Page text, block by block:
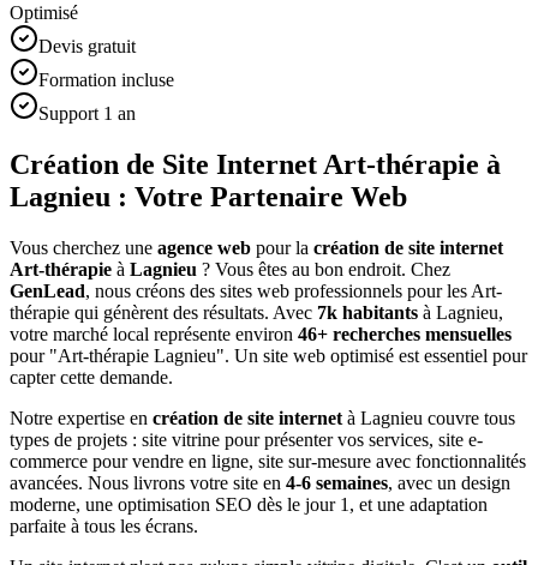
Optimisé
Devis gratuit
Formation incluse
Support 1 an
Création de Site Internet Art-thérapie à
Lagnieu : Votre Partenaire Web
Vous cherchez une agence web pour la création de site internet
Art-thérapie à Lagnieu ? Vous êtes au bon endroit. Chez
GenLead, nous créons des sites web professionnels pour les Art-
thérapie qui génèrent des résultats. Avec 7k habitants à Lagnieu,
votre marché local représente environ 46+ recherches mensuelles
pour "Art-thérapie Lagnieu". Un site web optimisé est essentiel pour
capter cette demande.
Notre expertise en création de site internet à Lagnieu couvre tous
types de projets : site vitrine pour présenter vos services, site e-
commerce pour vendre en ligne, site sur-mesure avec fonctionnalités
avancées. Nous livrons votre site en 4-6 semaines, avec un design
moderne, une optimisation SEO dès le jour 1, et une adaptation
parfaite à tous les écrans.